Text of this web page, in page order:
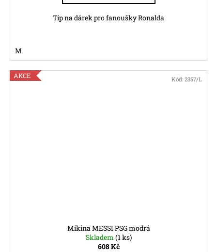
Tip na dárek pro fanoušky Ronalda
M
AKCE
Mikina MESSI PSG modrá
Skladem (1 ks)
608 Kč
Kód: 2357/L